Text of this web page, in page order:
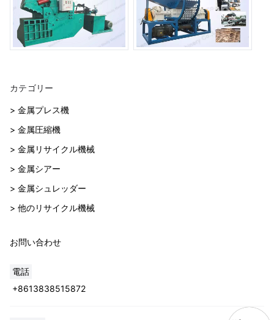
カテゴリー
> 金属プレス機
> 金属圧縮機
> 金属リサイクル機械
> 金属シアー
> 金属シュレッダー
> 他のリサイクル機械
お問い合わせ
電話
+8613838515872